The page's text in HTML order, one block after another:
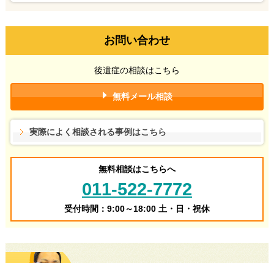
お問い合わせ
後遺症の相談はこちら
無料メール相談
実際によく相談される事例はこちら
無料相談はこちらへ
011-522-7772
受付時間：9:00～18:00 土・日・祝休